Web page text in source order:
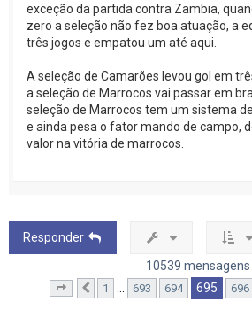
exceção da partida contra Zambia,
zero a seleção não fez boa atuação, a
três jogos e empatou um até aqui.
A seleção de Camarões levou gol em
a seleção de Marrocos vai passar em
seleção de Marrocos tem um sistema
e ainda pesa o fator mando de campo,
valor na vitória de marrocos.
Responder
10539 mensagens
Página695de703
Anterior
1 … 693 694 695 696